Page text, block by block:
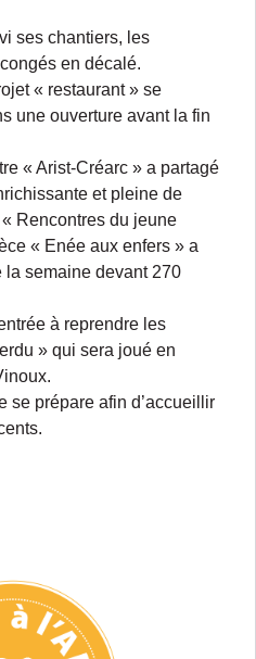
ses chantiers, les
en décalé.
« restaurant » se
une ouverture avant la fin
« Arist-Créarc » a partagé
et pleine de
Rencontres du jeune
« Enée aux enfers » a
la semaine devant 270
à reprendre les
» qui sera joué en
se prépare afin d’accueillir